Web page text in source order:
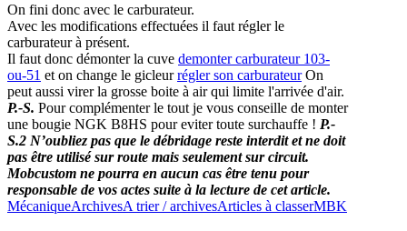
On fini donc avec le carburateur.
Avec les modifications effectuées il faut régler le
carburateur à présent.
Il faut donc démonter la cuve demonter carburateur 103-
ou-51 et on change le gicleurrégler son carburateurOn
peut aussi virer la grosse boite à air qui limite l'arrivée d'air.
P.-S. Pour complémenter le tout je vous conseille de monter
une bougie NGK B8HS pour eviter toute surchauffe ! P.-
S.2 N’oubliez pas que le débridage reste interdit et ne doit
pas être utilisé sur route mais seulement sur circuit.
Mobcustom ne pourra en aucun cas être tenu pour
responsable de vos actes suite à la lecture de cet article.
MécaniqueArchivesA trier / archivesArticles à classerMBK